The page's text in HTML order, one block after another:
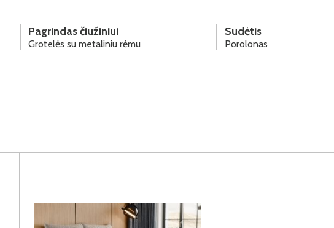
Pagrindas čiužiniui
Grotelės su metaliniu rėmu
Sudėtis
Porolonas